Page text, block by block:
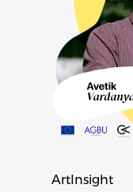
ArtInsight